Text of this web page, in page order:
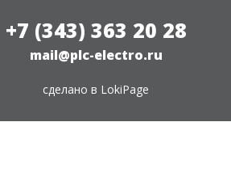
+7 (343) 363 20 28
mail@plc-electro.ru
сделано в LokiPage